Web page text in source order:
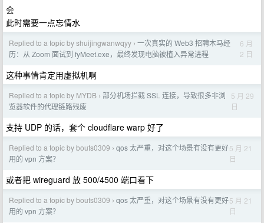
会
此时需要一点忘情水
Replied to a topic by shuijingwanwqyy › 一次真实的 Web3 招聘木马经
历：从 Zoom 面试到 fyMeet.exe，最终发现电脑被植入异常进程
6 月
2 日
这种事情肯定用虚拟机啊
Replied to a topic by MYDB › 部分机场拦截 SSL 连接，导致很多非浏
览器软件的代理链路残废
5 月 29
日
支持 UDP 的话，套个 cloudflare warp 好了
Replied to a topic by bouts0309 › qos 太严重，对这个场景有没有更好
用的 vpn 方案？
5 月 21
日
或者把 wireguard 放 500/4500 端口看下
Replied to a topic by bouts0309 › qos 太严重，对这个场景有没有更好
用的 vpn 方案？
5 月 21
日